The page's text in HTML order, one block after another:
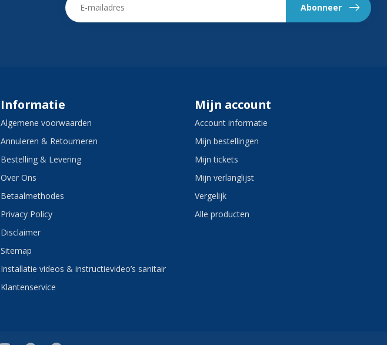
Abonneer
Informatie
Algemene voorwaarden
Annuleren & Retourneren
Bestelling & Levering
Over Ons
Betaalmethodes
Privacy Policy
Disclaimer
Sitemap
Installatie videos & instructievideo’s sanitair
Klantenservice
Mijn account
Account informatie
Mijn bestellingen
Mijn tickets
Mijn verlanglijst
Vergelijk
Alle producten